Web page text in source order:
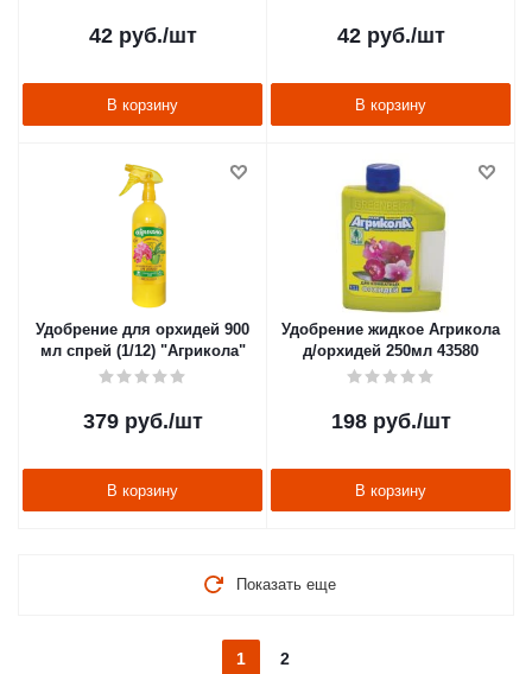
42руб./шт
В корзину
42руб./шт
В корзину
Удобрение для орхидей 900
мл спрей (1/12) "Агрикола"
379руб./шт
В корзину
Удобрение жидкое Агрикола
д/орхидей 250мл 43580
198руб./шт
В корзину
Показать еще
1 2